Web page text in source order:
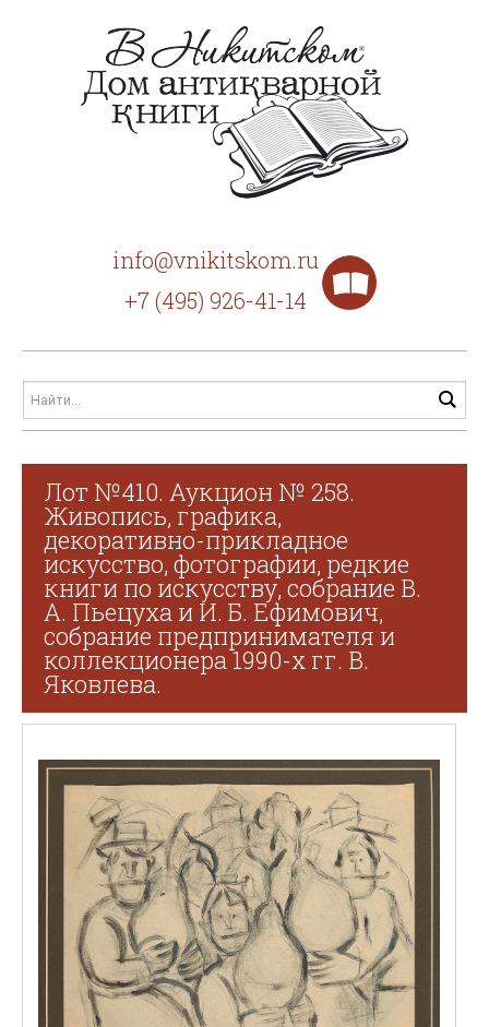
info@vnikitskom.ru
+7 (495) 926-41-14
Лот №410. Аукцион № 258.
Живопись, графика,
декоративно-прикладное
искусство, фотографии, редкие
книги по искусству, собрание В.
А. Пьецуха и И. Б. Ефимович,
собрание предпринимателя и
коллекционера 1990-х гг. В.
Яковлева.